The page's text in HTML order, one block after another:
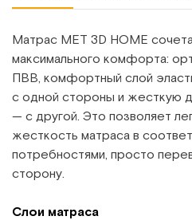
Матрас MET 3D HOME
максимального комфорта:
ПВВ, комфортный слой
с одной стороны и жесткую
— с другой. Это позволяет
жесткость матраса в
потребностями, просто
сторону.
Слои матраса